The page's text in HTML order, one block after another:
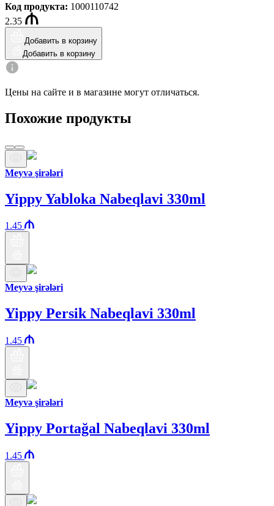
Код продукта: 1000110742
2.35
Добавить в корзину
Добавить в корзину
Цены на сайте и в магазине могут отличаться.
Похожие продукты
Meyvə şirələri
Yippy Yabloka Nabeqlavi 330ml
1.45
Meyvə şirələri
Yippy Persik Nabeqlavi 330ml
1.45
Meyvə şirələri
Yippy Portağal Nabeqlavi 330ml
1.45